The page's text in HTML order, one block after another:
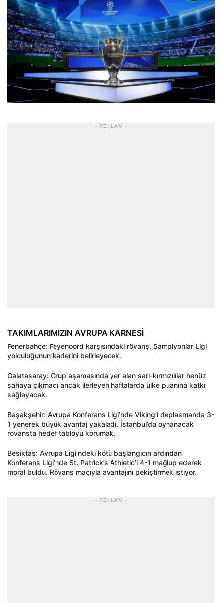
- REKLAM -
TAKIMLARIMIZIN AVRUPA KARNESİ
Fenerbahçe: Feyenoord karşısındaki rövanş, Şampiyonlar Ligi
yolculuğunun kaderini belirleyecek.
Galatasaray: Grup aşamasında yer alan sarı-kırmızılılar henüz
sahaya çıkmadı ancak ilerleyen haftalarda ülke puanına katkı
sağlayacak.
Başakşehir: Avrupa Konferans Ligi’nde Viking’i deplasmanda 3-
1 yenerek büyük avantaj yakaladı. İstanbul’da oynanacak
rövanşta hedef tabloyu korumak.
Beşiktaş: Avrupa Ligi’ndeki kötü başlangıcın ardından
Konferans Ligi’nde St. Patrick’s Athletic’i 4-1 mağlup ederek
moral buldu. Rövanş maçıyla avantajını pekiştirmek istiyor.
- REKLAM -